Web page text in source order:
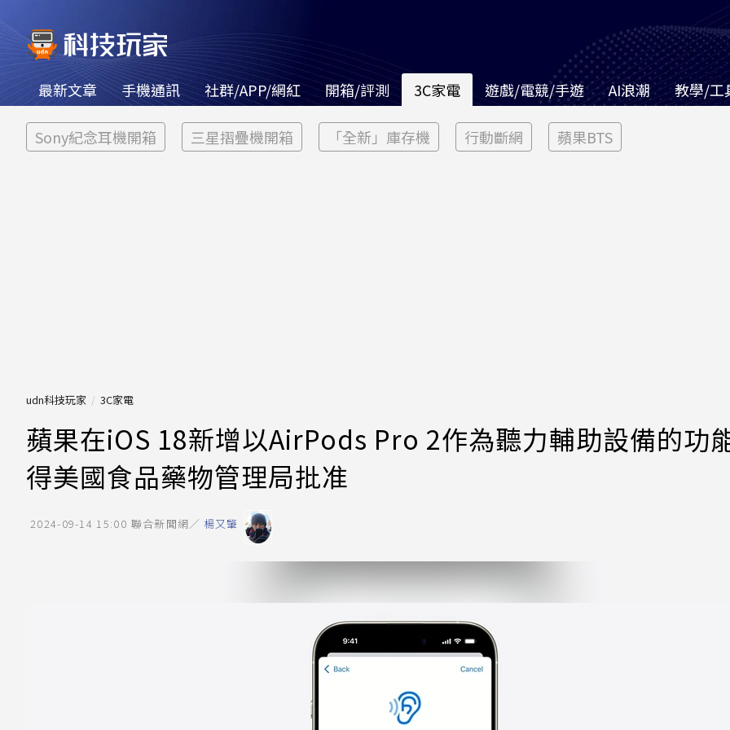
最新文章 手機通訊 社群/APP/網紅 開箱/評測 3C家電 遊戲/電競/手遊 AI浪潮 教學/工
Sony紀念耳機開箱 三星摺疊機開箱 「全新」庫存機 行動斷網 蘋果BTS
udn科技玩家 3C家電
蘋果在iOS 18新增以AirPods Pro 2作為聽力輔助設備的功
得美國食品藥物管理局批准
2024-09-14 15:00 聯合新聞網／ 楊又肇